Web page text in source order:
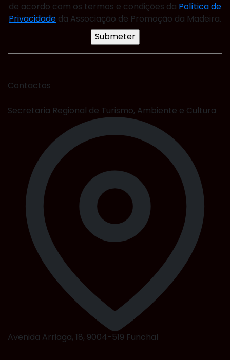
de acordo com os termos e condições da Política de
Privacidade da Associação de Promoção da Madeira.
Contactos
Secretaria Regional de Turismo, Ambiente e Cultura
Avenida Arriaga, 18, 9004-519 Funchal